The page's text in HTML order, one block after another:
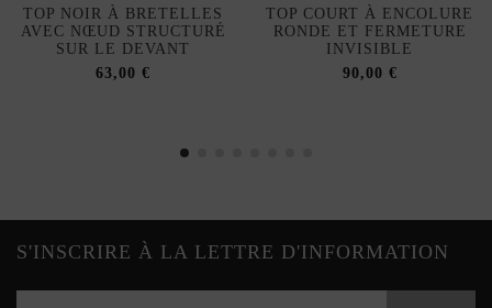
TOP NOIR À BRETELLES
AVEC NŒUD STRUCTURÉ
SUR LE DEVANT
63,00 €
TOP COURT À ENCOLURE
RONDE ET FERMETURE
INVISIBLE
90,00 €
S'INSCRIRE À LA LETTRE D'INFORMATION